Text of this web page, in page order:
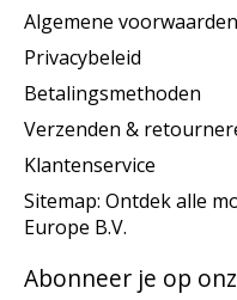
Algemene voorwaarden
Privacybeleid
Betalingsmethoden
Verzenden &
Klantenservice
Sitemap: Ontdek alle
Europe B.V.
Abonneer je op